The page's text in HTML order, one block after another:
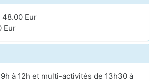
48.00 Eur
Eur
à 12h et multi-activités de 13h30 à